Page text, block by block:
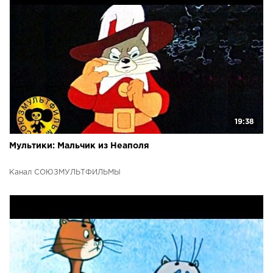
19:38
Мультики: Мальчик из Неаполя
Канал СОЮЗМУЛЬТФИЛЬМЫ